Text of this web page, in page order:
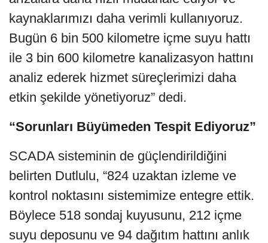
kaynaklarımızı daha verimli kullanıyoruz.
Bugün 6 bin 500 kilometre içme suyu hattı
ile 3 bin 600 kilometre kanalizasyon hattını
analiz ederek hizmet süreçlerimizi daha
etkin şekilde yönetiyoruz” dedi.
“Sorunları Büyümeden Tespit Ediyoruz”
SCADA sisteminin de güçlendirildiğini
belirten Dutlulu, “824 uzaktan izleme ve
kontrol noktasını sistemimize entegre ettik.
Böylece 518 sondaj kuyusunu, 212 içme
suyu deposunu ve 94 dağıtım hattını anlık